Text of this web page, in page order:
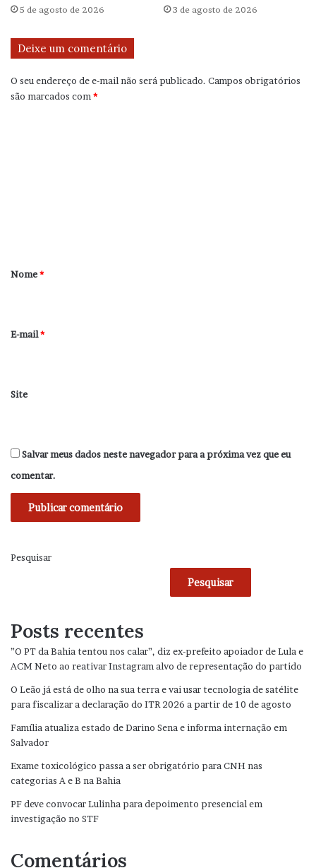
5 de agosto de 2026 3 de agosto de 2026
Deixe um comentário
O seu endereço de e-mail não será publicado. Campos obrigatórios
são marcados com*
r
*
Nome*
E-mail*
Site
Salvar meus dados neste navegador para a próxima vez que eu
comentar.
Pesquisar
Pesquisar
Posts recentes
”O PT da Bahia tentou nos calar”, diz ex-prefeito apoiador de Lula e
ACM Neto ao reativar Instagram alvo de representação do partido
O Leão já está de olho na sua terra e vai usar tecnologia de satélite
para fiscalizar a declaração do ITR 2026 a partir de 10 de agosto
Família atualiza estado de Darino Sena e informa internação em
Salvador
Exame toxicológico passa a ser obrigatório para CNH nas
categorias A e B na Bahia
PF deve convocar Lulinha para depoimento presencial em
investigação no STF
Comentários